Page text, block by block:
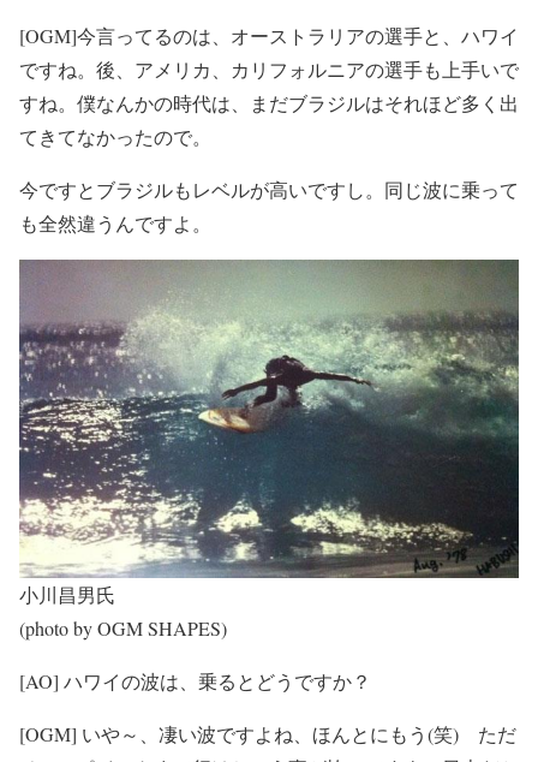
[OGM]今言ってるのは、オーストラリアの選手と、ハワイ
ですね。後、アメリカ、カリフォルニアの選手も上手いで
すね。僕なんかの時代は、まだブラジルはそれほど多く出
てきてなかったので。
今ですとブラジルもレベルが高いですし。同じ波に乗って
も全然違うんですよ。
小川昌男氏
(photo by OGM SHAPES)
[AO] ハワイの波は、乗るとどうですか？
[OGM] いや～、凄い波ですよね、ほんとにもう(笑) ただ